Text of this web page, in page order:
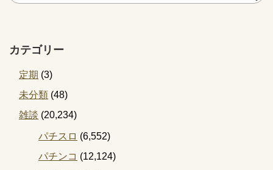
カテゴリー
定期 (3)
未分類 (48)
雑談 (20,234)
パチスロ (6,552)
パチンコ (12,124)